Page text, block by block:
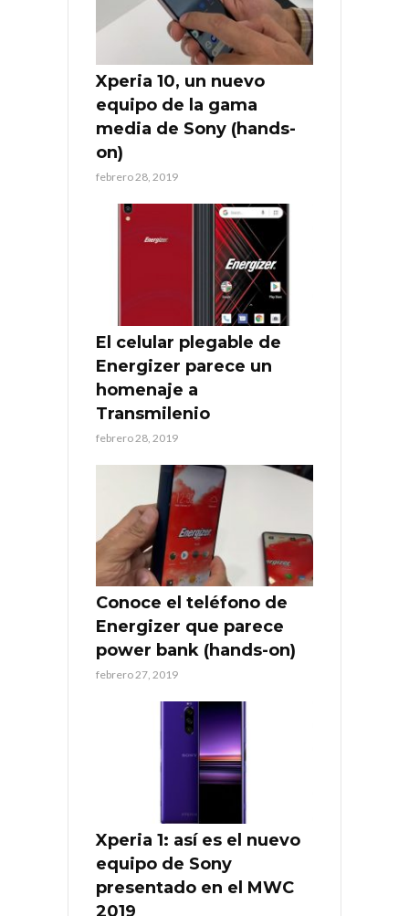
Xperia 10, un nuevo
equipo de la gama
media de Sony (hands-
on)
febrero 28, 2019
El celular plegable de
Energizer parece un
homenaje a
Transmilenio
febrero 28, 2019
Conoce el teléfono de
Energizer que parece
power bank (hands-on)
febrero 27, 2019
Xperia 1: así es el nuevo
equipo de Sony
presentado en el MWC
2019